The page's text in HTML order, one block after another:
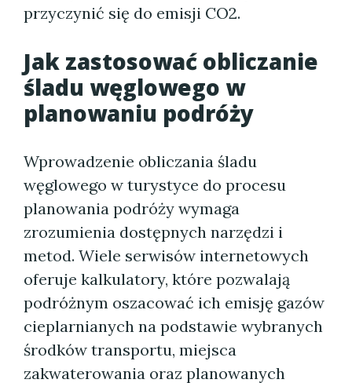
przyczynić się do emisji CO2.
Jak zastosować obliczanie
śladu węglowego w
planowaniu podróży
Wprowadzenie obliczania śladu
węglowego w turystyce do procesu
planowania podróży wymaga
zrozumienia dostępnych narzędzi i
metod. Wiele serwisów internetowych
oferuje kalkulatory, które pozwalają
podróżnym oszacować ich emisję gazów
cieplarnianych na podstawie wybranych
środków transportu, miejsca
zakwaterowania oraz planowanych